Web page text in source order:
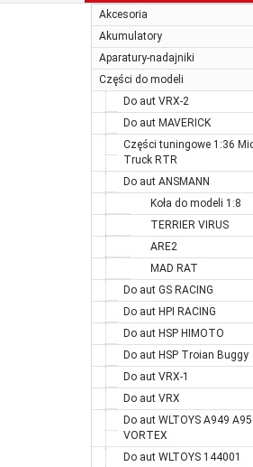
Akcesoria
Akumulatory
Aparatury-nadajniki
Części do modeli
Do aut VRX-2
Do aut MAVERICK
Części tuningowe 1:36
Truck RTR
Do aut ANSMANN
Koła do modeli 1:8
TERRIER VIRUS
ARE2
MAD RAT
Do aut GS RACING
Do aut HPI RACING
Do aut HSP HIMOTO
Do aut HSP Troian Buggy
Do aut VRX-1
Do aut VRX
Do aut WLTOYS A949
VORTEX
Do aut WLTOYS 144001